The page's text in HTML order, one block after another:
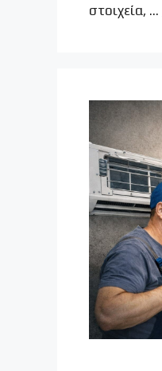
στοιχεία, …